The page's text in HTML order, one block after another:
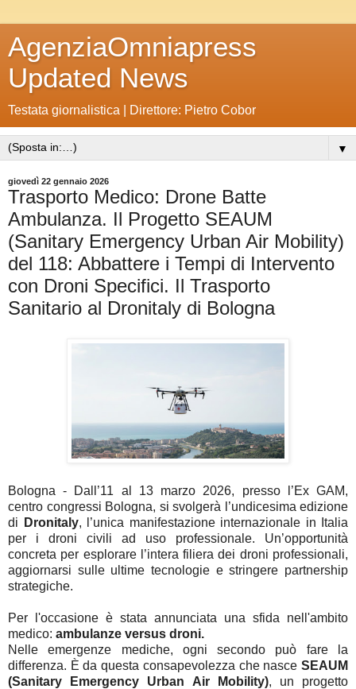
AgenziaOmniapress
Updated News
Testata giornalistica | Direttore: Pietro Cobor
▼
giovedì 22 gennaio 2026
Trasporto Medico: Drone Batte
Ambulanza. Il Progetto SEAUM
(Sanitary Emergency Urban Air Mobility)
del 118: Abbattere i Tempi di Intervento
con Droni Specifici. Il Trasporto
Sanitario al Dronitaly di Bologna
Bologna - Dall’11 al 13 marzo 2026, presso l’Ex GAM,
centro congressi Bologna, si svolgerà l’undicesima edizione
di
Dronitaly, l’unica manifestazione internazionale in Italia
per i droni civili ad uso professionale. Un’opportunità
concreta per esplorare l’intera filiera dei droni professionali,
aggiornarsi sulle ultime tecnologie e stringere partnership
strategiche.
Per l'occasione è stata annunciata una sfida nell'ambito
medico: ambulanze versus droni.
Nelle emergenze mediche, ogni secondo può fare la
differenza. È da questa consapevolezza che nasce SEAUM
(Sanitary Emergency Urban Air Mobility), un progetto